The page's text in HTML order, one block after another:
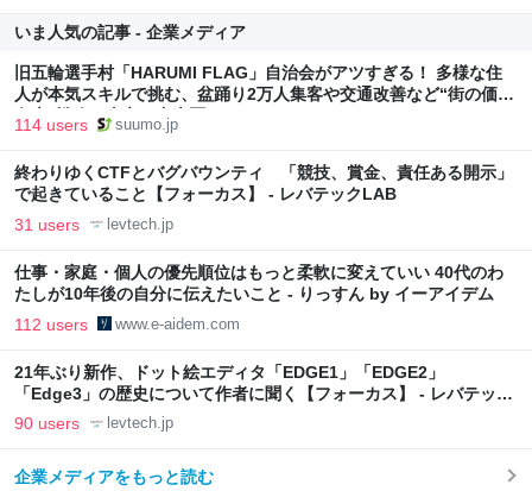
いま人気の記事 - 企業メディア
旧五輪選手村「HARUMI FLAG」自治会がアツすぎる！ 多様な住
人が本気スキルで挑む、盆踊り2万人集客や交通改善など“街の価値
向上”戦略 東京・中央区
114 users suumo.jp
終わりゆくCTFとバグバウンティ 「競技、賞金、責任ある開示」
で起きていること【フォーカス】 - レバテックLAB
31 users levtech.jp
仕事・家庭・個人の優先順位はもっと柔軟に変えていい 40代のわ
たしが10年後の自分に伝えたいこと - りっすん by イーアイデム
112 users www.e-aidem.com
21年ぶり新作、ドット絵エディタ「EDGE1」「EDGE2」
「Edge3」の歴史について作者に聞く【フォーカス】 - レバテック
LAB
90 users levtech.jp
企業メディアをもっと読む